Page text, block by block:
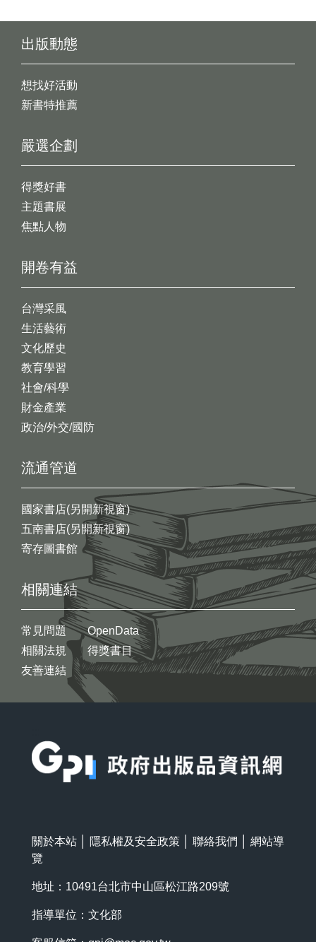
出版動態
想找好活動
新書特推薦
開卷有益
台灣采風
生活藝術
文化歷史
教育學習
社會/科學
財金產業
政治/外交/國防
嚴選企劃
得獎好書
主題書展
焦點人物
流通管道
國家書店(另開新視窗)
五南書店(另開新視窗)
寄存圖書館
相關連結
常見問題
相關法規
友善連結
OpenData
得獎書目
關於本站 隱私權及安全政策 聯絡我們
網站導
覽
地址：10491台北市中山區松江路209號
指導單位：文化部